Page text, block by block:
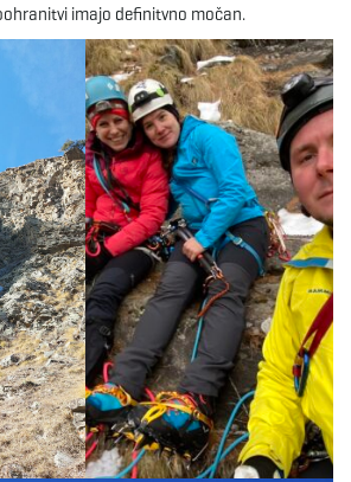
n
imajo definitvno močan.